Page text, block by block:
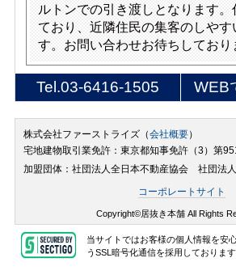
ルトンでの引き渡しとなります。
ており、近隣住民の集客のしやす
す。お問い合わせお待ちしており
Tel.03-6416-1505 WEB
株式会社ファーストライズ（会社概要）
宅地建物取引業免許：東京都知事免許（3）第
加盟団体：社団法人全日本不動産協会 社団法
コーポレートサイト
Copyright©居抜き本舗 All Rights
当サイトではお客様の個人情報を安
うSSL暗号化通信を採用しております